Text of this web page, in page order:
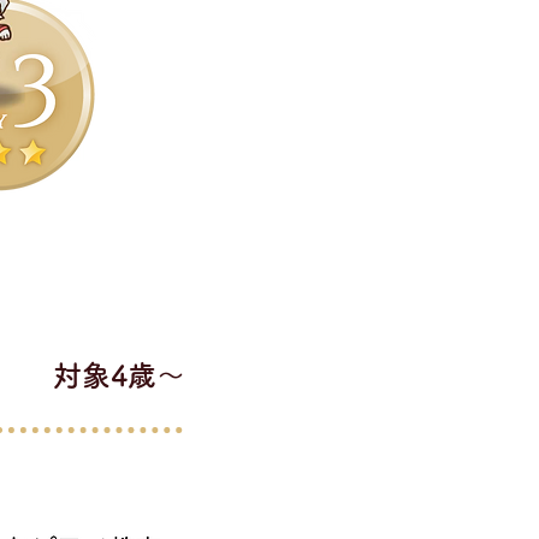
​対象4歳〜